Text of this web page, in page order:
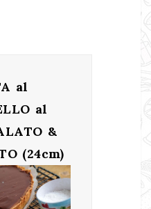
al
al
&
(24cm)